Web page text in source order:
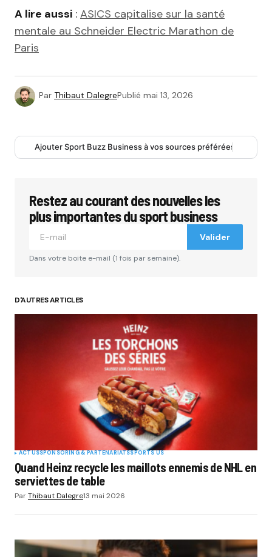
A lire aussi : ASICS capitalise sur la santé
mentale au Schneider Electric Marathon de
Paris
Par Thibaut DalegrePublié mai 13, 2026
Ajouter Sport Buzz Business à vos sources préférées
Restez au courant des nouvelles les
plus importantes du sport business
Valider
Dans votre boite e-mail (1 fois par semaine).
D'AUTRES ARTICLES
ACTUSSPONSORING & PARTENARIATSSPORTS US
Quand Heinz recycle les maillots ennemis de NHL en
serviettes de table
ParThibaut Dalegre13 mai 2026